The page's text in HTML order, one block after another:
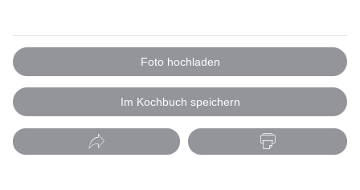
Foto hochladen
Im Kochbuch speichern